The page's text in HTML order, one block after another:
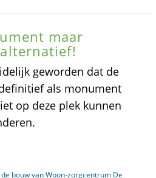
maar
geworden dat de
als monument
op deze plek kunnen
bouw van Woon-zorgcentrum De